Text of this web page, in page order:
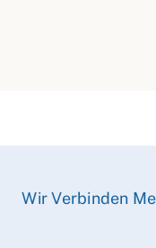
Wir Verbinden